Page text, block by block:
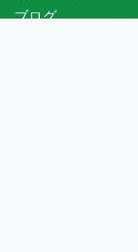
ブログ